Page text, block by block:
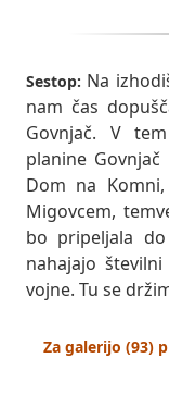
Sestop: Na
nam čas
Govnjač. V
planine
Dom na
Migovcem,
bo pripeljala
nahajajo
vojne. Tu se
Za galerijo (93)